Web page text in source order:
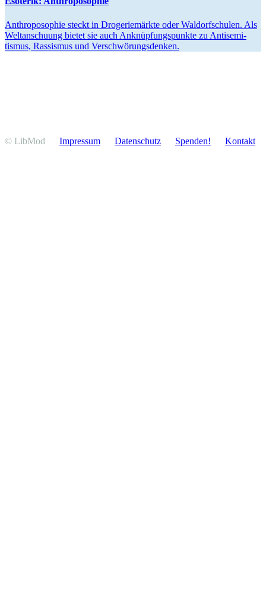
Anthro­po­sophie steckt in Droge­rie­märkte oder Waldorf­schulen. Als
Weltan­schuung bietet sie auch Anknüp­fungs­punkte zu Antise­mi­
tismus, Rassismus und Verschwörungsdenken.
© LibMod Impressum Daten­schutz Spenden! Kontakt